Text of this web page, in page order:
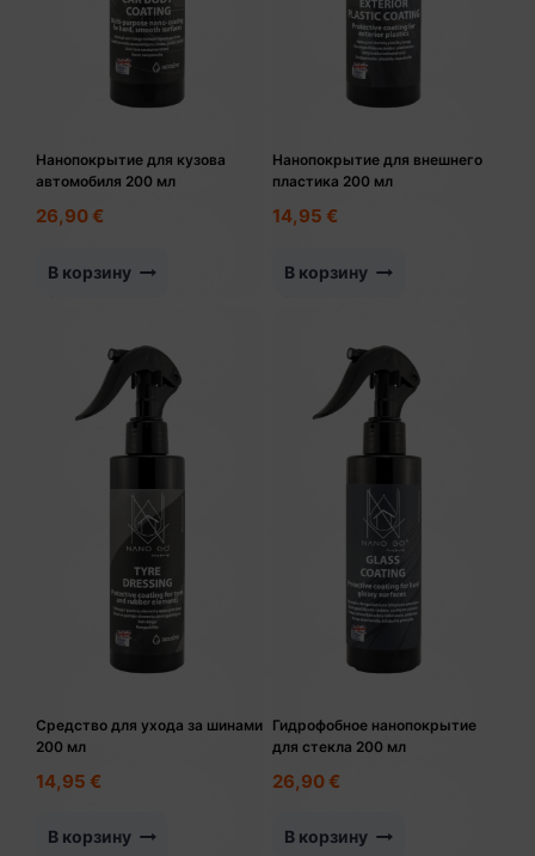
Нанопокрытие для кузова
автомобиля 200 мл
26,90€
В корзину
Нанопокрытие для внешнего
пластика 200 мл
14,95 €
В корзину
Средство для ухода за шинами
200 мл
14,95 €
В корзину
Гидрофобное нанопокрытие
для стекла 200 мл
26,90€
В корзину